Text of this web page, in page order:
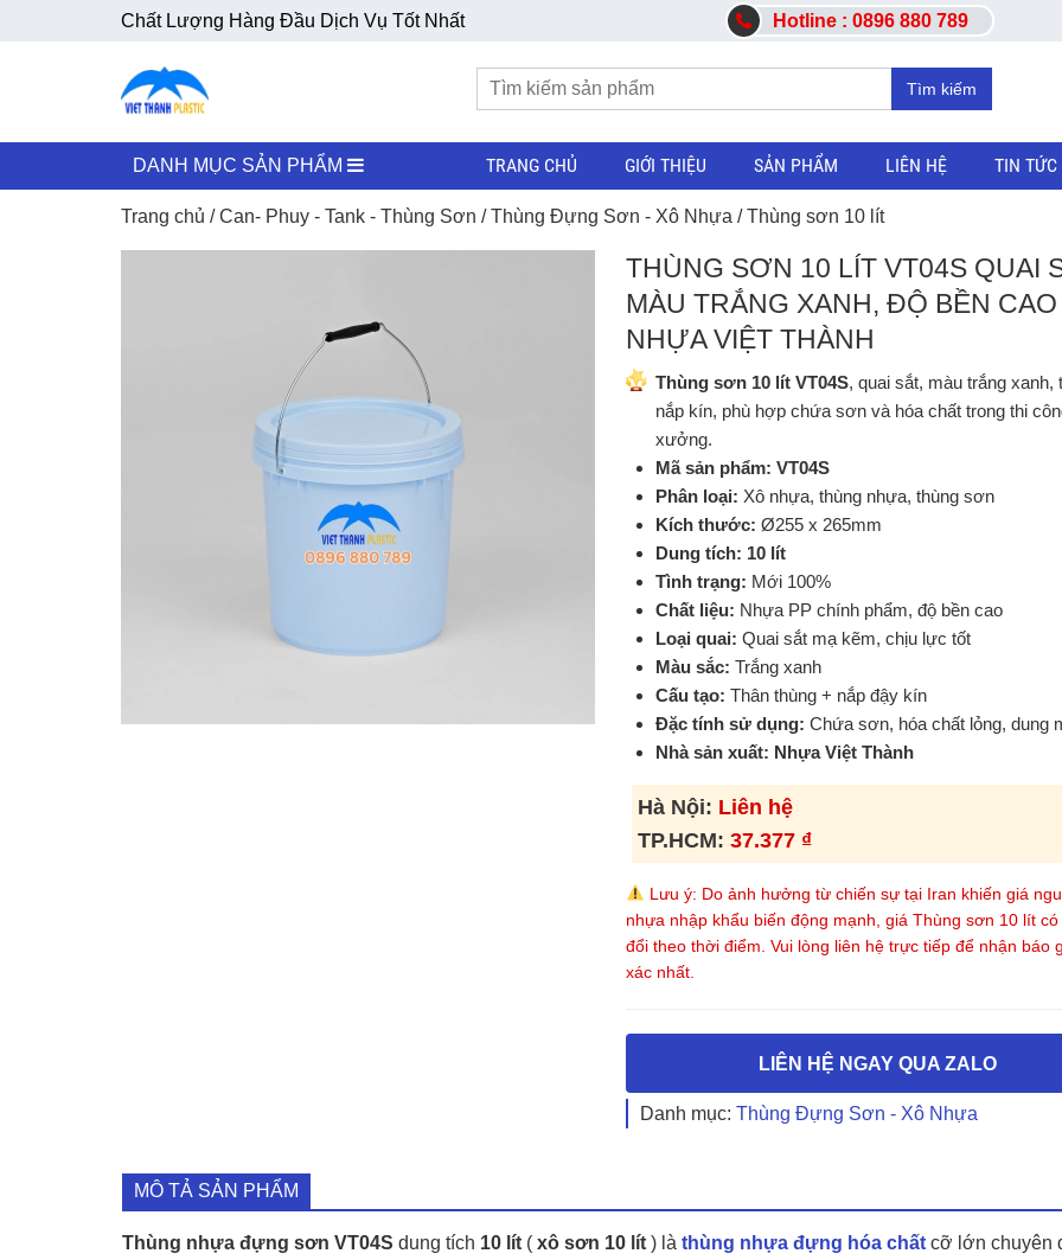
Chất Lượng Hàng Đầu Dịch Vụ Tốt Nhất Hotline : 0896 880 789
Tìm kiếm
DANH MỤC SẢN PHẨM TRANG CHỦ GIỚI THIỆU SẢN PHẨM LIÊN HỆ TIN TỨC
Trang chủ /Can- Phuy - Tank - Thùng Sơn /Thùng Đựng Sơn - Xô Nhựa / Thùng sơn 10 lít
THÙNG SƠN 10 LÍT VT04S QUAI
MÀU TRẮNG XANH, ĐỘ BỀN CAO
NHỰA VIỆT THÀNH
Thùng sơn 10 lít VT04S, quai sắt, màu trắng xanh,
nắp kín, phù hợp chứa sơn và hóa chất trong thi
xưởng.
Mã sản phẩm: VT04S
Phân loại: Xô nhựa, thùng nhựa, thùng sơn
Kích thước: Ø255 x 265mm
Dung tích: 10 lít
Tình trạng: Mới 100%
Chất liệu: Nhựa PP chính phẩm, độ bền cao
Loại quai: Quai sắt mạ kẽm, chịu lực tốt
Màu sắc: Trắng xanh
Cấu tạo: Thân thùng + nắp đậy kín
Đặc tính sử dụng: Chứa sơn, hóa chất lỏng, dung
Nhà sản xuất: Nhựa Việt Thành
Hà Nội: Liên hệ
TP.HCM: 37.377 ₫
Lưu ý: Do ảnh hưởng từ chiến sự tại Iran khiến giá
nhựa nhập khẩu biến động mạnh, giá Thùng sơn 10 lít có
đổi theo thời điểm. Vui lòng liên hệ trực tiếp để nhận báo
xác nhất.
LIÊN HỆ NGAY QUA ZALO
Danh mục: Thùng Đựng Sơn - Xô Nhựa
MÔ TẢ SẢN PHẨM
Thùng nhựa đựng sơn VT04S dung tích 10 lít ( xô sơn 10 lít ) là thùng nhựa đựng hóa chất cỡ lớn chuyên